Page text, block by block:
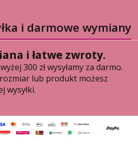
i darmowe wymiany
i łatwe zwroty.
300 zł wysyłamy za darmo.
lub produkt możesz
wysyłki.